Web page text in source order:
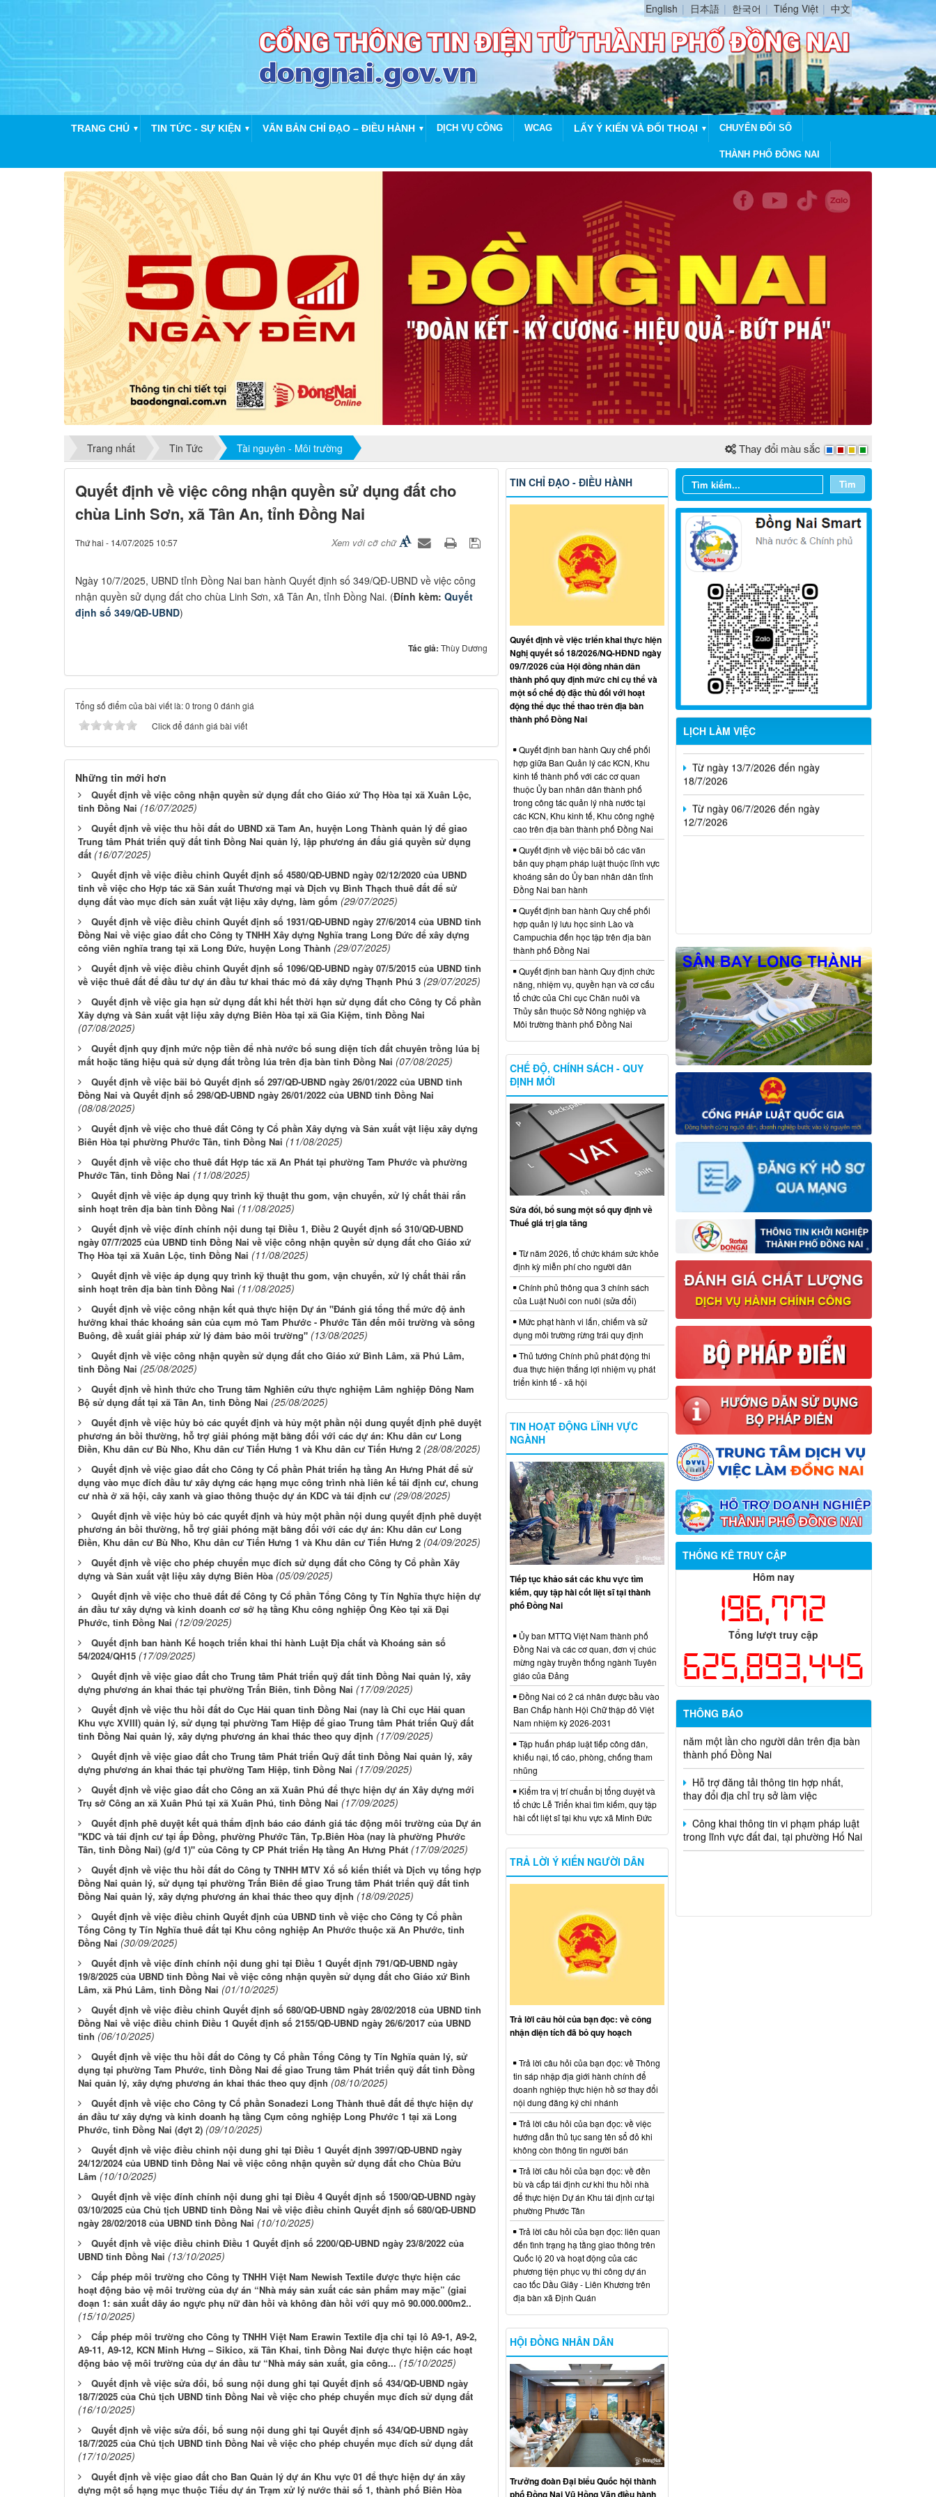
English 日本語 한국어 Tiếng Việt 中文
TRANG CHỦ ▼ TIN TỨC - SỰ KIỆN ▼ VĂN BẢN CHỈ ĐẠO – ĐIỀU HÀNH ▼ DỊCH VỤ CÔNG WCAG LẤY Ý KIẾN VÀ ĐỐI THOẠI ▼ CHUYỂN ĐỔI SỐ
THÀNH PHỐ ĐỒNG NAI
Trang nhất Tin Tức Tài nguyên - Môi trường Thay đổi màu sắc
Quyết định về việc công nhận quyền sử dụng đất cho
chùa Linh Sơn, xã Tân An, tỉnh Đồng Nai
Thứ hai - 14/07/2025 10:57 Xem với cỡ chữ
​Ngày 10/7/2025, UBND tỉnh Đồng Nai ban hành Quyết định số 349/QĐ-UBND về việc công
nhận quyền sử dụng đất cho chùa Linh Sơn, xã Tân An, tỉnh Đồng Nai. (Đính kèm: Quyết
định số 349/QĐ-UBND)
Tác giả: Thùy Dương
Tổng số điểm của bài viết là: 0 trong 0 đánh giá
Click để đánh giá bài viết
Những tin mới hơn
Quyết định về việc công nhận quyền sử dụng đất cho Giáo xứ Thọ Hòa tại xã Xuân Lộc,
tỉnh Đồng Nai (16/07/2025)
Quyết định về việc thu hồi đất do UBND xã Tam An, huyện Long Thành quản lý để giao
Trung tâm Phát triển quỹ đất tỉnh Đồng Nai quản lý, lập phương án đấu giá quyền sử dụng
đất (16/07/2025)
Quyết định về việc điều chỉnh Quyết định số 4580/QĐ-UBND ngày 02/12/2020 của UBND
tỉnh về việc cho Hợp tác xã Sản xuất Thương mại và Dịch vụ Bình Thạch thuê đất để sử
dụng đất vào mục đích sản xuất vật liệu xây dựng, làm gốm (29/07/2025)
Quyết định về việc điều chỉnh Quyết định số 1931/QĐ-UBND ngày 27/6/2014 của UBND tỉnh
Đồng Nai về việc giao đất cho Công ty TNHH Xây dựng Nghĩa trang Long Đức để xây dựng
công viên nghĩa trang tại xã Long Đức, huyện Long Thành (29/07/2025)
Quyết định về việc điều chỉnh Quyết định số 1096/QĐ-UBND ngày 07/5/2015 của UBND tỉnh
về việc thuê đất để đầu tư dự án đầu tư khai thác mỏ đá xây dựng Thạnh Phú 3 (29/07/2025)
Quyết định về việc gia hạn sử dụng đất khi hết thời hạn sử dụng đất cho Công ty Cổ phần
Xây dựng và Sản xuất vật liệu xây dựng Biên Hòa tại xã Gia Kiệm, tỉnh Đồng Nai
(07/08/2025)
Quyết định quy định mức nộp tiền để nhà nước bổ sung diện tích đất chuyên trồng lúa bị
mất hoặc tăng hiệu quả sử dụng đất trồng lúa trên địa bàn tỉnh Đồng Nai (07/08/2025)
Quyết định về việc bãi bỏ Quyết định số 297/QĐ-UBND ngày 26/01/2022 của UBND tỉnh
Đồng Nai và Quyết định số 298/QĐ-UBND ngày 26/01/2022 của UBND tỉnh Đồng Nai
(08/08/2025)
Quyết định về việc cho thuê đất Công ty Cổ phần Xây dựng và Sản xuất vật liệu xây dựng
Biên Hòa tại phường Phước Tân, tỉnh Đồng Nai (11/08/2025)
Quyết định về việc cho thuê đất Hợp tác xã An Phát tại phường Tam Phước và phường
Phước Tân, tỉnh Đồng Nai (11/08/2025)
Quyết định về việc áp dụng quy trình kỹ thuật thu gom, vận chuyển, xử lý chất thải rắn
sinh hoạt trên địa bàn tỉnh Đồng Nai (11/08/2025)
Quyết định về việc đính chính nội dung tại Điều 1, Điều 2 Quyết định số 310/QĐ-UBND
ngày 07/7/2025 của UBND tỉnh Đồng Nai về việc công nhận quyền sử dụng đất cho Giáo xứ
Thọ Hòa tại xã Xuân Lộc, tỉnh Đồng Nai (11/08/2025)
Quyết định về việc áp dụng quy trình kỹ thuật thu gom, vận chuyển, xử lý chất thải rắn
sinh hoạt trên địa bàn tỉnh Đồng Nai (11/08/2025)
Quyết định về việc công nhận kết quả thực hiện Dự án "Đánh giá tổng thể mức độ ảnh
hưởng khai thác khoáng sản của cụm mỏ Tam Phước - Phước Tân đến môi trường và sông
Buông, đề xuất giải pháp xử lý đảm bảo môi trường" (13/08/2025)
Quyết định về việc công nhận quyền sử dụng đất cho Giáo xứ Bình Lâm, xã Phú Lâm,
tỉnh Đồng Nai (25/08/2025)
Quyết định về hình thức cho Trung tâm Nghiên cứu thực nghiệm Lâm nghiệp Đông Nam
Bộ sử dụng đất tại xã Tân An, tỉnh Đồng Nai (25/08/2025)
Quyết định về việc hủy bỏ các quyết định và hủy một phần nội dung quyết định phê duyệt
phương án bồi thường, hỗ trợ giải phóng mặt bằng đối với các dự án: Khu dân cư Long
Điền, Khu dân cư Bù Nho, Khu dân cư Tiến Hưng 1 và Khu dân cư Tiến Hưng 2 (28/08/2025)
Quyết định về việc giao đất cho Công ty Cổ phần Phát triển hạ tầng An Hưng Phát để sử
dụng vào mục đích đầu tư xây dựng các hạng mục công trình nhà liên kế tái định cư, chung
cư nhà ở xã hội, cây xanh và giao thông thuộc dự án KDC và tái định cư (29/08/2025)
Quyết định về việc hủy bỏ các quyết định và hủy một phần nội dung quyết định phê duyệt
phương án bồi thường, hỗ trợ giải phóng mặt bằng đối với các dự án: Khu dân cư Long
Điền, Khu dân cư Bù Nho, Khu dân cư Tiến Hưng 1 và Khu dân cư Tiến Hưng 2 (04/09/2025)
Quyết định về việc cho phép chuyển mục đích sử dụng đất cho Công ty Cổ phần Xây
dựng và Sản xuất vật liệu xây dựng Biên Hòa (05/09/2025)
Quyết định về việc cho thuê đất để Công ty Cổ phần Tổng Công ty Tín Nghĩa thực hiện dự
án đầu tư xây dựng và kinh doanh cơ sở hạ tầng Khu công nghiệp Ông Kèo tại xã Đại
Phước, tỉnh Đồng Nai (12/09/2025)
Quyết định ban hành Kế hoạch triển khai thi hành Luật Địa chất và Khoáng sản số
54/2024/QH15 (17/09/2025)
Quyết định về việc giao đất cho Trung tâm Phát triển quỹ đất tỉnh Đồng Nai quản lý, xây
dựng phương án khai thác tại phường Trấn Biên, tỉnh Đồng Nai (17/09/2025)
Quyết định về việc thu hồi đất do Cục Hải quan tỉnh Đồng Nai (nay là Chi cục Hải quan
Khu vực XVIII) quản lý, sử dụng tại phường Tam Hiệp để giao Trung tâm Phát triển Quỹ đất
tỉnh Đồng Nai quản lý, xây dựng phương án khai thác theo quy định (17/09/2025)
Quyết định về việc giao đất cho Trung tâm Phát triển Quỹ đất tỉnh Đồng Nai quản lý, xây
dựng phương án khai thác tại phường Tam Hiệp, tỉnh Đồng Nai (17/09/2025)
Quyết định về việc giao đất cho Công an xã Xuân Phú để thực hiện dự án Xây dựng mới
Trụ sở Công an xã Xuân Phú tại xã Xuân Phú, tỉnh Đồng Nai (17/09/2025)
Quyết định phê duyệt kết quả thẩm định báo cáo đánh giá tác động môi trường của Dự án
"KDC và tái định cư tại ấp Đồng, phường Phước Tân, Tp.Biên Hòa (nay là phường Phước
Tân, tỉnh Đồng Nai) (g/đ 1)" của Công ty CP Phát triển Hạ tầng An Hưng Phát (17/09/2025)
Quyết định về việc thu hồi đất do Công ty TNHH MTV Xổ số kiến thiết và Dịch vụ tổng hợp
Đồng Nai quản lý, sử dụng tại phường Trấn Biên để giao Trung tâm Phát triển quỹ đất tỉnh
Đồng Nai quản lý, xây dựng phương án khai thác theo quy định (18/09/2025)
Quyết định về việc điều chỉnh Quyết định của UBND tỉnh về việc cho Công ty Cổ phần
Tổng Công ty Tín Nghĩa thuê đất tại Khu công nghiệp An Phước thuộc xã An Phước, tỉnh
Đồng Nai (30/09/2025)
Quyết định về việc đính chính nội dung ghi tại Điều 1 Quyết định 791/QĐ-UBND ngày
19/8/2025 của UBND tỉnh Đồng Nai về việc công nhận quyền sử dụng đất cho Giáo xứ Bình
Lâm, xã Phú Lâm, tỉnh Đồng Nai (01/10/2025)
Quyết định về việc điều chỉnh Quyết định số 680/QĐ-UBND ngày 28/02/2018 của UBND tỉnh
Đồng Nai về việc điều chỉnh Điều 1 Quyết định số 2155/QĐ-UBND ngày 26/6/2017 của UBND
tỉnh (06/10/2025)
Quyết định về việc thu hồi đất do Công ty Cổ phần Tổng Công ty Tín Nghĩa quản lý, sử
dụng tại phường Tam Phước, tỉnh Đồng Nai để giao Trung tâm Phát triển quỹ đất tỉnh Đồng
Nai quản lý, xây dựng phương án khai thác theo quy định (08/10/2025)
Quyết định về việc cho Công ty Cổ phần Sonadezi Long Thành thuê đất để thực hiện dự
án đầu tư xây dựng và kinh doanh hạ tầng Cụm công nghiệp Long Phước 1 tại xã Long
Phước, tỉnh Đồng Nai (đợt 2) (09/10/2025)
Quyết định về việc điều chỉnh nội dung ghi tại Điều 1 Quyết định 3997/QĐ-UBND ngày
24/12/2024 của UBND tỉnh Đồng Nai về việc công nhận quyền sử dụng đất cho Chùa Bửu
Lâm (10/10/2025)
Quyết định về việc đính chính nội dung ghi tại Điều 4 Quyết định số 1500/QĐ-UBND ngày
03/10/2025 của Chủ tịch UBND tỉnh Đồng Nai về việc điều chỉnh Quyết định số 680/QĐ-UBND
ngày 28/02/2018 của UBND tỉnh Đồng Nai (10/10/2025)
Quyết định về việc điều chỉnh Điều 1 Quyết định số 2200/QĐ-UBND ngày 23/8/2022 của
UBND tỉnh Đồng Nai (13/10/2025)
Cấp phép môi trường cho Công ty TNHH Việt Nam Newish Textile được thực hiện các
hoạt động bảo vệ môi trường của dự án “Nhà máy sản xuất các sản phẩm may mặc” (giai
đoạn 1: sản xuất dây áo ngực phụ nữ đàn hồi và không đàn hồi với quy mô 90.000.000m2..
(15/10/2025)
Cấp phép môi trường cho Công ty TNHH Việt Nam Erawin Textile địa chỉ tại lô A9-1, A9-2,
A9-11, A9-12, KCN Minh Hưng – Sikico, xã Tân Khai, tỉnh Đồng Nai được thực hiện các hoạt
động bảo vệ môi trường của dự án đầu tư “Nhà máy sản xuất, gia công... (15/10/2025)
Quyết định về việc sửa đổi, bổ sung nội dung ghi tại Quyết định số 434/QĐ-UBND ngày
18/7/2025 của Chủ tịch UBND tỉnh Đồng Nai về việc cho phép chuyển mục đích sử dụng đất
(16/10/2025)
Quyết định về việc sửa đổi, bổ sung nội dung ghi tại Quyết định số 434/QĐ-UBND ngày
18/7/2025 của Chủ tịch UBND tỉnh Đồng Nai về việc cho phép chuyển mục đích sử dụng đất
(17/10/2025)
Quyết định về việc giao đất cho Ban Quản lý dự án Khu vực 01 để thực hiện dự án xây
dựng một số hạng mục thuộc Tiểu dự án Trạm xử lý nước thải số 1, thành phố Biên Hòa
Tìm
LỊCH LÀM VIỆC
Từ ngày 03/8/2026 đến ngày
09/8/2026
Từ ngày 27/7/2026 đến ngày
02/8/2026
Từ ngày 20/7/2026 đến ngày
26/7/2026
Từ ngày 13/7/2026 đến ngày
18/7/2026
Từ ngày 06/7/2026 đến ngày
12/7/2026
THỐNG KÊ TRUY CẬP
Hôm nay
196,772
Tổng lượt truy cập
625,893,445
THÔNG BÁO
Thông báo về việc tuyển dụng viên
chức năm 2026
Thông báo tuyển chọn tổ chức và cá
nhân chủ trì thực hiện nhiệm vụ khoa
học và công nghệ cấp thành phố sử
dụng ngân sách nhà nước đặt hàng thực
Kế hoạch Thông tin, tuyên truyền triển
khai Kế hoạch Khám sức khỏe định kỳ
hoặc khám sàng lọc miễn phí ít nhất mỗi
năm một lần cho người dân trên địa bàn
thành phố Đồng Nai
Hỗ trợ đăng tải thông tin hợp nhất,
thay đổi địa chỉ trụ sở làm việc
Công khai thông tin vi phạm pháp luật
trong lĩnh vực đất đai, tại phường Hố Nai
TIN CHỈ ĐẠO - ĐIỀU HÀNH
Quyết định về việc triển khai thực hiện
Nghị quyết số 18/2026/NQ-HĐND ngày
09/7/2026 của Hội đồng nhân dân
thành phố quy định mức chi cụ thể và
một số chế độ đặc thù đối với hoạt
động thể dục thể thao trên địa bàn
thành phố Đồng Nai
Quyết định ban hành Quy chế phối
hợp giữa Ban Quản lý các KCN, Khu
kinh tế thành phố với các cơ quan
thuộc Ủy ban nhân dân thành phố
trong công tác quản lý nhà nước tại
các KCN, Khu kinh tế, Khu công nghệ
cao trên địa bàn thành phố Đồng Nai
Quyết định về việc bãi bỏ các văn
bản quy phạm pháp luật thuộc lĩnh vực
khoáng sản do Ủy ban nhân dân tỉnh
Đồng Nai ban hành
Quyết định ban hành Quy chế phối
hợp quản lý lưu học sinh Lào và
Campuchia đến học tập trên địa bàn
thành phố Đồng Nai
Quyết định ban hành Quy định chức
năng, nhiệm vụ, quyền hạn và cơ cấu
tổ chức của Chi cục Chăn nuôi và
Thủy sản thuộc Sở Nông nghiệp và
Môi trường thành phố Đồng Nai
CHẾ ĐỘ, CHÍNH SÁCH - QUY
ĐỊNH MỚI
Sửa đổi, bổ sung một số quy định về
Thuế giá trị gia tăng
Từ năm 2026, tổ chức khám sức khỏe
định kỳ miễn phí cho người dân
Chính phủ thông qua 3 chính sách
của Luật Nuôi con nuôi (sửa đổi)
Mức phạt hành vi lấn, chiếm và sử
dụng môi trường rừng trái quy định
Thủ tướng Chính phủ phát động thi
đua thực hiện thắng lợi nhiệm vụ phát
triển kinh tế - xã hội
TIN HOẠT ĐỘNG LĨNH VỰC
NGÀNH
Tiếp tục khảo sát các khu vực tìm
kiếm, quy tập hài cốt liệt sĩ tại thành
phố Đồng Nai
Ủy ban MTTQ Việt Nam thành phố
Đồng Nai và các cơ quan, đơn vị chúc
mừng ngày truyền thống ngành Tuyên
giáo của Đảng
Đồng Nai có 2 cá nhân được bầu vào
Ban Chấp hành Hội Chữ thập đỏ Việt
Nam nhiệm kỳ 2026-2031
Tập huấn pháp luật tiếp công dân,
khiếu nại, tố cáo, phòng, chống tham
nhũng
Kiểm tra vị trí chuẩn bị tổng duyệt và
tổ chức Lễ Triển khai tìm kiếm, quy tập
hài cốt liệt sĩ tại khu vực xã Minh Đức
TRẢ LỜI Ý KIẾN NGƯỜI DÂN
Trả lời câu hỏi của bạn đọc: về công
nhận diện tích đã bỏ quy hoạch
Trả lời câu hỏi của bạn đọc: về Thông
tin sáp nhập địa giới hành chính để
doanh nghiệp thực hiện hồ sơ thay đổi
nội dung đăng ký chi nhánh
Trả lời câu hỏi của bạn đọc: về việc
hướng dẫn thủ tục sang tên sổ đỏ khi
không còn thông tin người bán
Trả lời câu hỏi của bạn đọc: về đền
bù và cấp tái định cư khi thu hồi nhà
để thực hiện Dự án Khu tái định cư tại
phường Phước Tân
Trả lời câu hỏi của bạn đọc: liên quan
đến tình trạng hạ tầng giao thông trên
Quốc lộ 20 và hoạt động của các
phương tiện phục vụ thi công dự án
cao tốc Dầu Giây - Liên Khương trên
địa bàn xã Định Quán
HỘI ĐỒNG NHÂN DÂN
Trưởng đoàn Đại biểu Quốc hội thành
phố Đồng Nai Vũ Hồng Văn điều hành